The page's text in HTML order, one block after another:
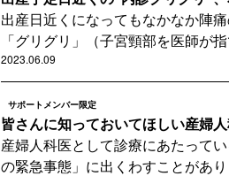
出産日近くになってもなかなか陣
「グリグリ」（子宮頸部を医師が
2023.06.09
サポートメンバー限定
皆さんに知っておいてほしい産婦
産婦人科医として診療にあたって
の緊急事態」に出くわすことがあ